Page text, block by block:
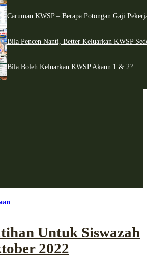
Caruman KWSP – Berapa Potongan Gaji
Bila Pencen Nanti, Better Keluarkan KWSP
Bila Boleh Keluarkan KWSP Akaun 1 & 2?
Untuk Siswazah
2022